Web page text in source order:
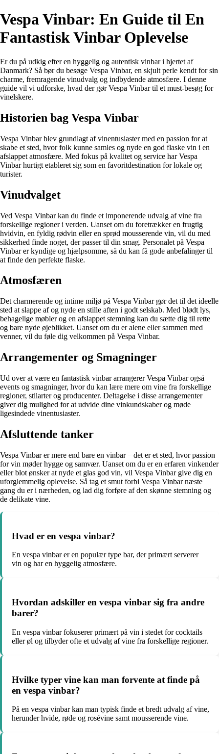
Vespa Vinbar: En Guide til En
Fantastisk Vinbar Oplevelse
Er du på udkig efter en hyggelig og autentisk vinbar i hjertet af
Danmark? Så bør du besøge Vespa Vinbar, en skjult perle kendt for sin
charme, fremragende vinudvalg og indbydende atmosfære. I denne
guide vil vi udforske, hvad der gør Vespa Vinbar til et must-besøg for
vinelskere.
Historien bag Vespa Vinbar
Vespa Vinbar blev grundlagt af vinentusiaster med en passion for at
skabe et sted, hvor folk kunne samles og nyde en god flaske vin i en
afslappet atmosfære. Med fokus på kvalitet og service har Vespa
Vinbar hurtigt etableret sig som en favoritdestination for lokale og
turister.
Vinudvalget
Ved Vespa Vinbar kan du finde et imponerende udvalg af vine fra
forskellige regioner i verden. Uanset om du foretrækker en frugtig
hvidvin, en fyldig rødvin eller en sprød mousserende vin, vil du med
sikkerhed finde noget, der passer til din smag. Personalet på Vespa
Vinbar er kyndige og hjælpsomme, så du kan få gode anbefalinger til
at finde den perfekte flaske.
Atmosfæren
Det charmerende og intime miljø på Vespa Vinbar gør det til det ideelle
sted at slappe af og nyde en stille aften i godt selskab. Med blødt lys,
behagelige møbler og en afslappet stemning kan du sætte dig til rette
og bare nyde øjeblikket. Uanset om du er alene eller sammen med
venner, vil du føle dig velkommen på Vespa Vinbar.
Arrangementer og Smagninger
Ud over at være en fantastisk vinbar arrangerer Vespa Vinbar også
events og smagninger, hvor du kan lære mere om vine fra forskellige
regioner, stilarter og producenter. Deltagelse i disse arrangementer
giver dig mulighed for at udvide dine vinkundskaber og møde
ligesindede vinentusiaster.
Afsluttende tanker
Vespa Vinbar er mere end bare en vinbar – det er et sted, hvor passion
for vin møder hygge og samvær. Uanset om du er en erfaren vinkender
eller blot ønsker at nyde et glas god vin, vil Vespa Vinbar give dig en
uforglemmelig oplevelse. Så tag et smut forbi Vespa Vinbar næste
gang du er i nærheden, og lad dig forføre af den skønne stemning og
de delikate vine.
Hvad er en vespa vinbar?
En vespa vinbar er en populær type bar, der primært serverer
vin og har en hyggelig atmosfære.
Hvordan adskiller en vespa vinbar sig fra andre
barer?
En vespa vinbar fokuserer primært på vin i stedet for cocktails
eller øl og tilbyder ofte et udvalg af vine fra forskellige regioner.
Hvilke typer vine kan man forvente at finde på
en vespa vinbar?
På en vespa vinbar kan man typisk finde et bredt udvalg af vine,
herunder hvide, røde og rosévine samt mousserende vine.